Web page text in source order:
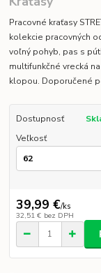
Pracovné kraťasy
kolekcie pracovných
voľný pohyb, pas s
multifunkčné vrecká
klopou. Doporučené
Dostupnosť
Veľkosť
39,99 €/ks
32,51 € bez DPH